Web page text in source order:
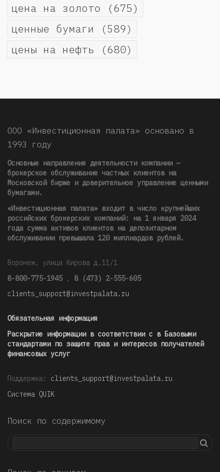
цена на золото (675)
ценные бумаги (589)
цены на нефть (680)
ООО «Инвестиционная палата» основано в
1993 году
Основные направления деятельности компании —
брокерское обслуживание частных клиентов на
Московской бирже и доверительное управление ценными
бумагами.
«Инвестиционная палата» входит в число крупнейших
российских брокерских компаний: на 1 января 2024
года сумма активов клиентов на депозитарном
обслуживании превышала 120 миллиардов рублей.
Воронеж, улица Кирова д.11/1
8-800-775-1945 , 8 (473) 2-555-605
clients_support@investpalata.ru
Обязательная информация
Раскрытие информации в соответствии с в Базовыми
стандартами по защите прав и интересов получателей
финансовых услуг
Поддержка: clients_support@investpalata.ru
Система QUIK
Поиск по содержимому